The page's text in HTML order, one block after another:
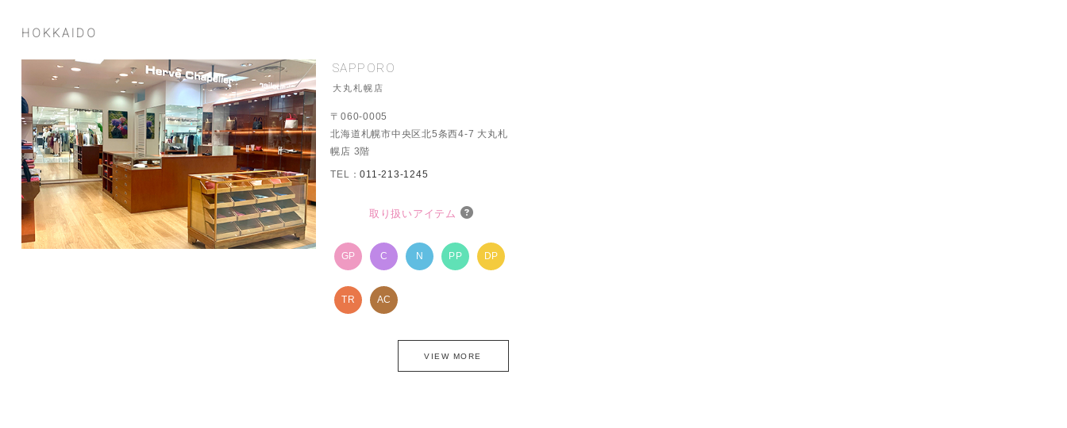
HOKKAIDO
SAPPORO
大丸札幌店
〒060-0005
北海道札幌市中央区北5条西4-7 大丸札
幌店 3階
TEL：011-213-1245
取り扱いアイテム
GP C N PP DP
TR AC
VIEW MORE